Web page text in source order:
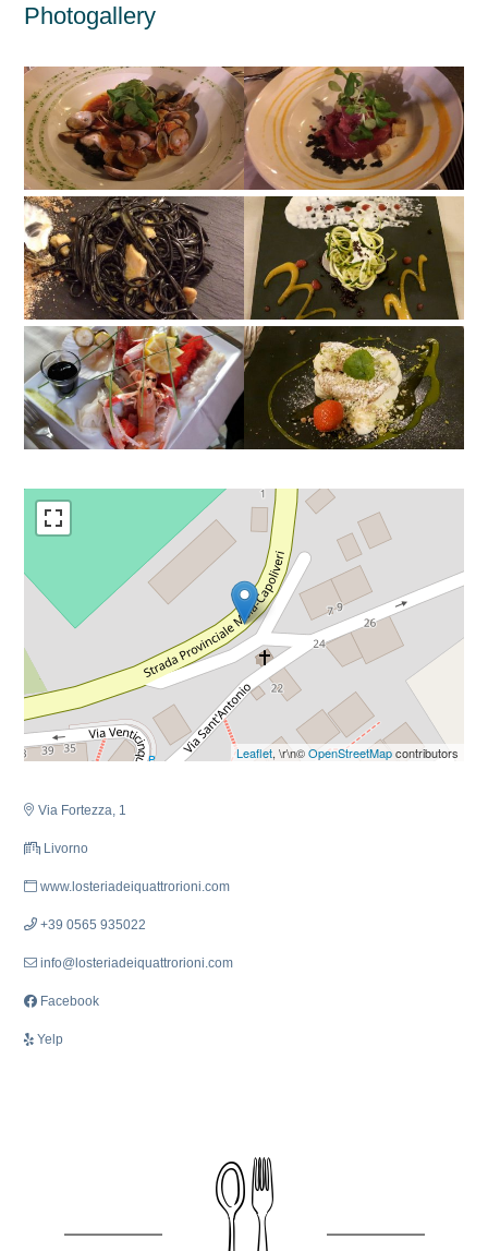
Photogallery
Leaflet, \r\n©OpenStreetMapcontributors
Via Fortezza, 1
Livorno
www.losteriadeiquattrorioni.com
+39 0565 935022
info@losteriadeiquattrorioni.com
Facebook
Yelp